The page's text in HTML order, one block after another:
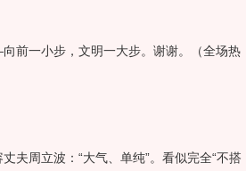
一小步，文明一大步。谢谢。（全场热
周立波：“大气、单纯”。看似完全“不搭